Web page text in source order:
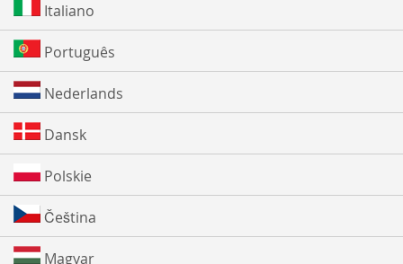
Italiano
Português
Nederlands
Dansk
Polskie
Čeština
Magyar